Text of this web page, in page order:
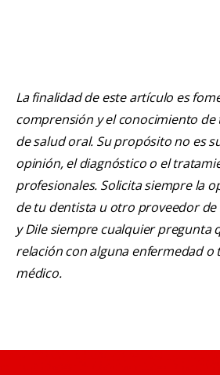
La finalidad de este artículo es
comprensión y el conocimiento de
de salud oral. Su propósito no es
opinión, el diagnóstico o el
profesionales. Solicita siempre la
de tu dentista u otro proveedor de
y Dile siempre cualquier pregunta
relación con alguna enfermedad
médico.